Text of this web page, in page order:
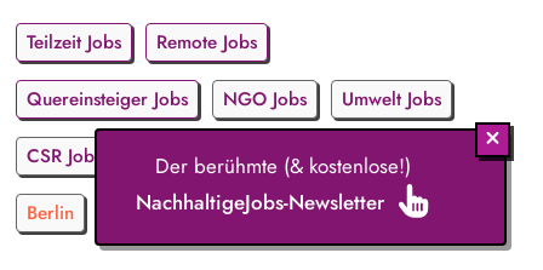
Teilzeit Jobs Remote Jobs
Quereinsteiger Jobs NGO Jobs Umwelt Jobs
CSR Jobs Non Profit Jobs
Berlin München Hamburg Köln Düsseldorf
Der berühmte (& kostenlose!)
NachhaltigeJobs-Newsletter